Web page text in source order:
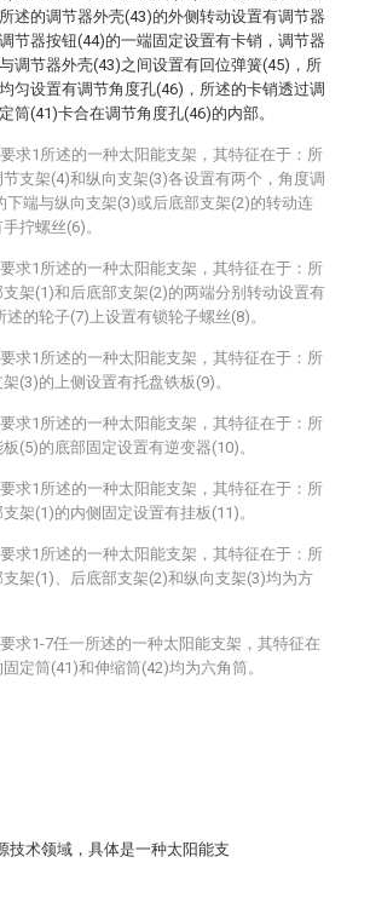
技术领域，具体是一种太阳能支
述的调节器外壳(43)的外侧转动设置有调节器
节器按钮(44)的一端固定设置有卡销，调节器
调节器外壳(43)之间设置有回位弹簧(45)，所
匀设置有调节角度孔(46)，所述的卡销透过调
筒(41)卡合在调节角度孔(46)的内部。
求1所述的一种太阳能支架，其特征在于：所
支架(4)和纵向支架(3)各设置有两个，角度调
下端与纵向支架(3)或后底部支架(2)的转动连
拧螺丝(6)。
求1所述的一种太阳能支架，其特征在于：所
架(1)和后底部支架(2)的两端分别转动设置有
述的轮子(7)上设置有锁轮子螺丝(8)。
求1所述的一种太阳能支架，其特征在于：所
(3)的上侧设置有托盘铁板(9)。
求1所述的一种太阳能支架，其特征在于：所
(5)的底部固定设置有逆变器(10)。
求1所述的一种太阳能支架，其特征在于：所
架(1)的内侧固定设置有挂板(11)。
求1所述的一种太阳能支架，其特征在于：所
架(1)、后底部支架(2)和纵向支架(3)均为方
求1-7任一所述的一种太阳能支架，其特征在
定筒(41)和伸缩筒(42)均为六角筒。